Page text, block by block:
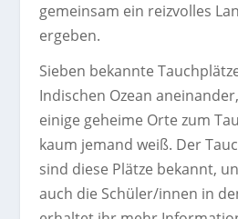
gemeinsam ein reizvolles
ergeben.
Sieben bekannte
Indischen Ozean
einige geheime Orte zum
kaum jemand weiß. Der
sind diese Plätze bekannt,
auch die Schüler/innen in